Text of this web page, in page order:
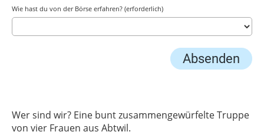
Wie hast du von der Börse erfahren? (erforderlich)
Wer sind wir? Eine bunt zusammengewürfelte Truppe
von vier Frauen aus Abtwil.